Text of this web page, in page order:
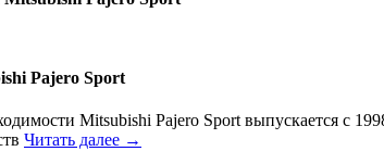
Pajero Sport
Mitsubishi Pajero Sport выпускается с
Читать далее →